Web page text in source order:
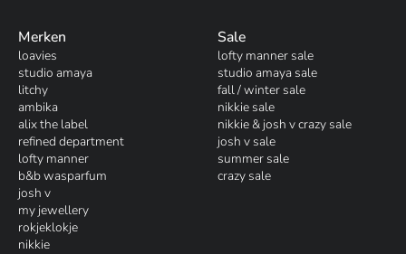
Merken
loavies
studio amaya
litchy
ambika
alix the label
refined department
lofty manner
b&b wasparfum
josh v
my jewellery
rokjeklokje
nikkie
Sale
lofty manner sale
studio amaya sale
fall / winter sale
nikkie sale
nikkie & josh v crazy sale
josh v sale
summer sale
crazy sale